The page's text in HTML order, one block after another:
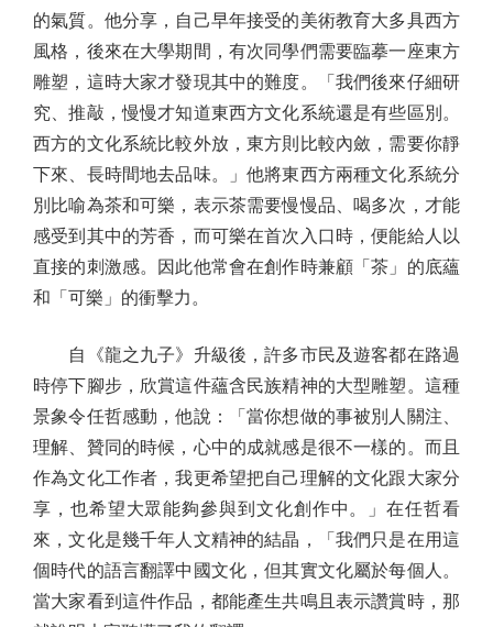
的氣質。他分享，自己早年接受的美術教育大多具西方
風格，後來在大學期間，有次同學們需要臨摹一座東方
雕塑，這時大家才發現其中的難度。「我們後來仔細研
究、推敲，慢慢才知道東西方文化系統還是有些區別。
西方的文化系統比較外放，東方則比較內斂，需要你靜
下來、長時間地去品味。」他將東西方兩種文化系統分
別比喻為茶和可樂，表示茶需要慢慢品、喝多次，才能
感受到其中的芳香，而可樂在首次入口時，便能給人以
直接的刺激感。因此他常會在創作時兼顧「茶」的底蘊
和「可樂」的衝擊力。
自《龍之九子》升級後，許多市民及遊客都在路過
時停下腳步，欣賞這件蘊含民族精神的大型雕塑。這種
景象令任哲感動，他說：「當你想做的事被別人關注、
理解、贊同的時候，心中的成就感是很不一樣的。而且
作為文化工作者，我更希望把自己理解的文化跟大家分
享，也希望大眾能夠參與到文化創作中。」在任哲看
來，文化是幾千年人文精神的結晶，「我們只是在用這
個時代的語言翻譯中國文化，但其實文化屬於每個人。
當大家看到這件作品，都能產生共鳴且表示讚賞時，那